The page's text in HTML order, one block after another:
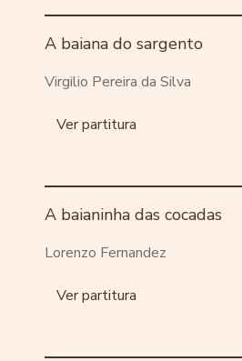
A baiana do sargento
Virgilio Pereira da Silva
Ver partitura
A baianinha das cocadas
Lorenzo Fernandez
Ver partitura